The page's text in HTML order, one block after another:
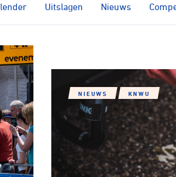
Uitslagen Nieuws
NIEUWS KNWU